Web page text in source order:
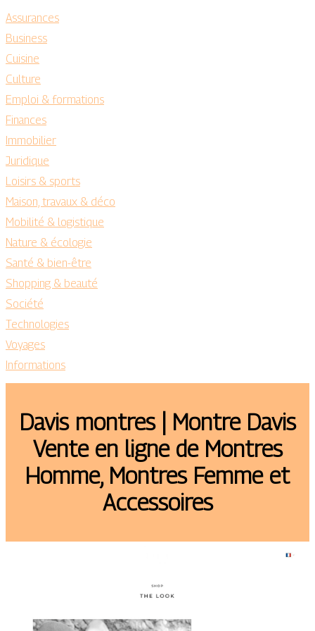
Assurances
Business
Cuisine
Culture
Emploi & formations
Finances
Immobilier
Juridique
Loisirs & sports
Maison, travaux & déco
Mobilité & logistique
Nature & écologie
Santé & bien-être
Shopping & beauté
Société
Technologies
Voyages
Informations
Davis montres | Montre Davis
Vente en ligne de Montres
Homme, Montres Femme et
Accessoires